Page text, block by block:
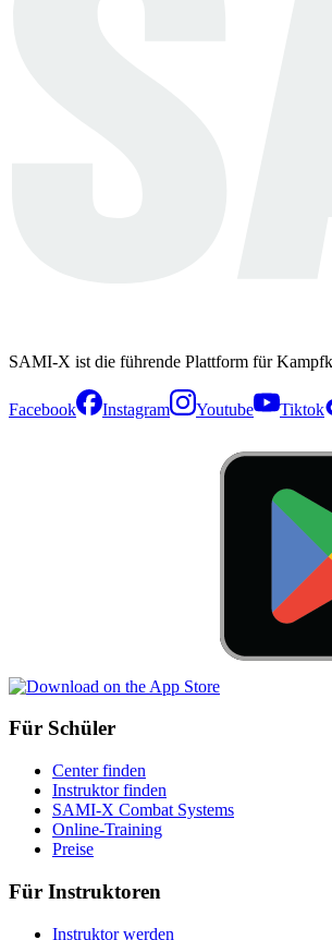
SAMI-X ist die führende Plattform für
Facebook Instagram Youtube Tiktok
Für Schüler
Center finden
Instruktor finden
SAMI-X Combat Systems
Online-Training
Preise
Für Instruktoren
Instruktor werden